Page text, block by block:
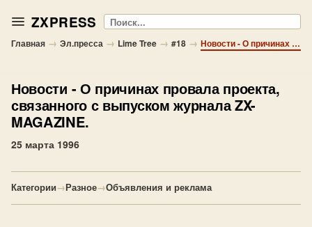
ZXPRESS Поиск
Главная → Эл.пресса → Lime Tree → #18 → Новости - О причинах провала проекта, связанного с выпуском журнала ZX-MAGAZINE.
Новости - О причинах провала проекта,
связанного с выпуском журнала ZX-
MAGAZINE.
25 марта 1996
Категории→Разное→Объявления и реклама